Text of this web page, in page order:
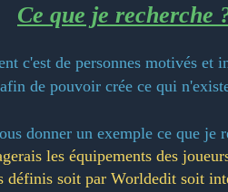
Ce que je recherche
c'est de personnes motivés et
de pouvoir crée ce qui
donner un exemple ce que je
les équipements des
définis soit par Worldedit soit